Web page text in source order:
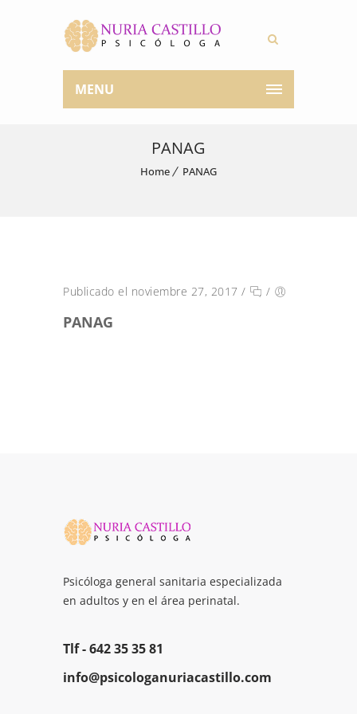
MENU
PANAG
Home PANAG
Publicado el noviembre 27, 2017 / /
PANAG
Psicóloga general sanitaria especializada
en adultos y en el área perinatal.
Tlf -642 35 35 81
info@psicologanuriacastillo.com